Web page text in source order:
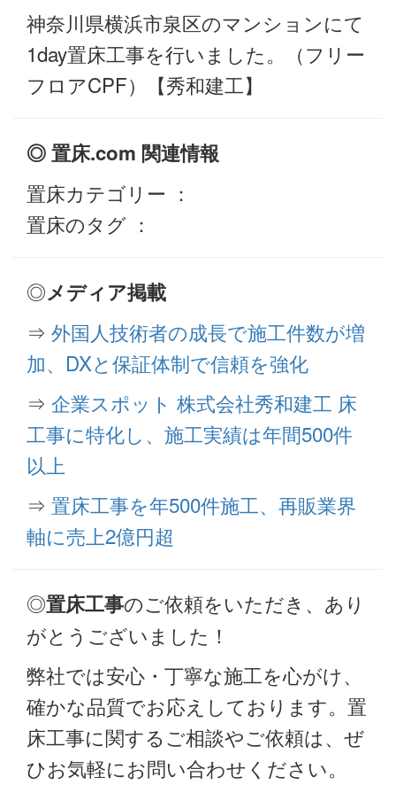
神奈川県横浜市泉区のマンションにて
1day置床工事を行いました。（フリー
フロアCPF）【秀和建工】
◎ 置床.com 関連情報
置床カテゴリー ：
置床のタグ ：
◎メディア掲載
⇒ 外国人技術者の成長で施工件数が増
加、DXと保証体制で信頼を強化
⇒ 企業スポット 株式会社秀和建工 床
工事に特化し、施工実績は年間500件
以上
⇒ 置床工事を年500件施工、再販業界
軸に売上2億円超
◎置床工事のご依頼をいただき、あり
がとうございました！
弊社では安心・丁寧な施工を心がけ、
確かな品質でお応えしております。置
床工事に関するご相談やご依頼は、ぜ
ひお気軽にお問い合わせください。